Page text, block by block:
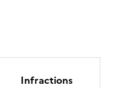
Infractions